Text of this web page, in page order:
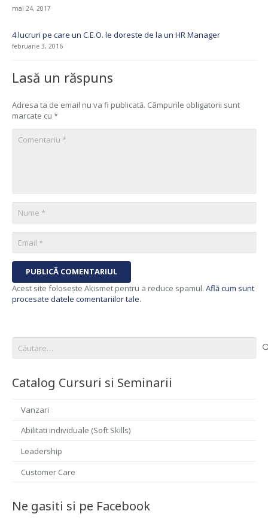
mai 24, 2017
4 lucruri pe care un C.E.O. le doreste de la un HR Manager
februarie 3, 2016
Lasă un răspuns
Adresa ta de email nu va fi publicată. Câmpurile obligatorii sunt
marcate cu *
PUBLICĂ COMENTARIUL
Acest site folosește Akismet pentru a reduce spamul. Află cum sunt
procesate datele comentariilor tale.
după:
Catalog Cursuri si Seminarii
Vanzari
Abilitati individuale (Soft Skills)
Leadership
Customer Care
Ne gasiti si pe Facebook